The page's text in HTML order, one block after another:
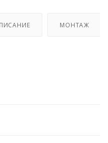
МОНТАЖ